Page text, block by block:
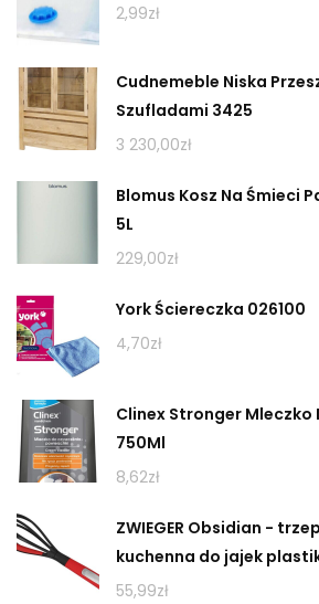
2,99zł
Cudnemeble Niska
Szufladami 3425
3 230,00zł
Blomus Kosz Na Śmieci
5L
229,00zł
York Ściereczka 026100
4,70zł
Clinex Stronger Mleczko
750Ml
8,62zł
ZWIEGER Obsidian -
kuchenna do jajek
55,99zł